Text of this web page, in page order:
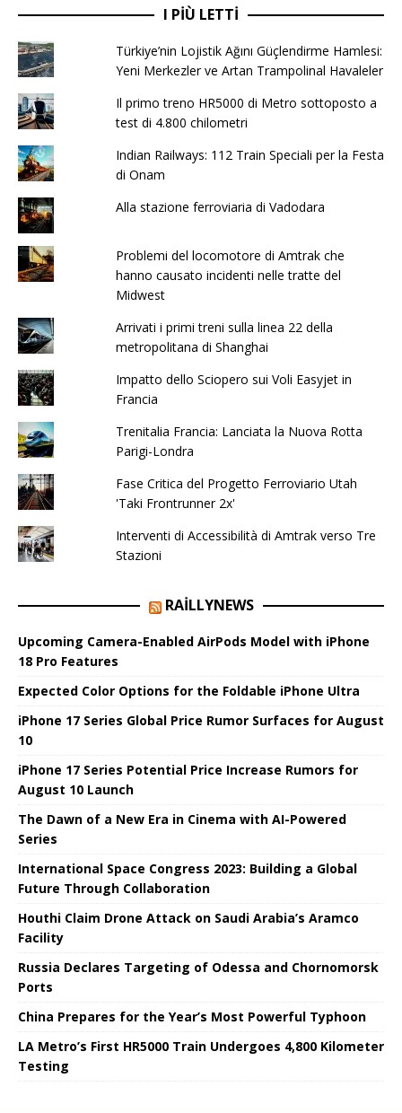
I PIÙ LETTI
Türkiye’nin Lojistik Ağını Güçlendirme Hamlesi:
Yeni Merkezler ve Artan Trampolinal Havaleler
Il primo treno HR5000 di Metro sottoposto a
test di 4.800 chilometri
Indian Railways: 112 Train Speciali per la Festa
di Onam
Alla stazione ferroviaria di Vadodara
Problemi del locomotore di Amtrak che
hanno causato incidenti nelle tratte del
Midwest
Arrivati ​​​​i primi treni sulla linea 22 della
metropolitana di Shanghai
Impatto dello Sciopero sui Voli Easyjet in
Francia
Trenitalia Francia: Lanciata la Nuova Rotta
Parigi-Londra
Fase Critica del Progetto Ferroviario Utah
'Taki Frontrunner 2x'
Interventi di Accessibilità di Amtrak verso Tre
Stazioni
RAILLYNEWS
Upcoming Camera-Enabled AirPods Model with iPhone
18 Pro Features
Expected Color Options for the Foldable iPhone Ultra
iPhone 17 Series Global Price Rumor Surfaces for August
10
iPhone 17 Series Potential Price Increase Rumors for
August 10 Launch
The Dawn of a New Era in Cinema with AI-Powered
Series
International Space Congress 2023: Building a Global
Future Through Collaboration
Houthi Claim Drone Attack on Saudi Arabia’s Aramco
Facility
Russia Declares Targeting of Odessa and Chornomorsk
Ports
China Prepares for the Year’s Most Powerful Typhoon
LA Metro’s First HR5000 Train Undergoes 4,800 Kilometer
Testing